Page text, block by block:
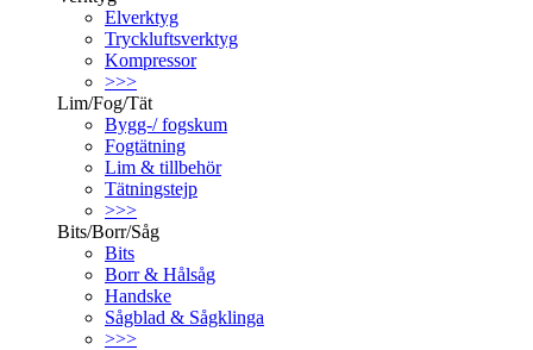
Elverktyg
Tryckluftsverktyg
Kompressor
>>>
Lim/Fog/Tät
Bygg-/ fogskum
Fogtätning
Lim & tillbehör
Tätningstejp
>>>
Bits/Borr/Såg
Bits
Borr & Hålsåg
Handske
Sågblad & Sågklinga
>>>